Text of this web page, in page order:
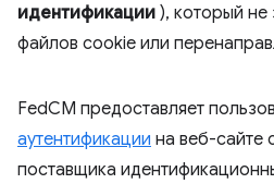
идентификации ), который не
файлов cookie или
FedCM предоставляет
аутентификации на веб-сайте
поставщика